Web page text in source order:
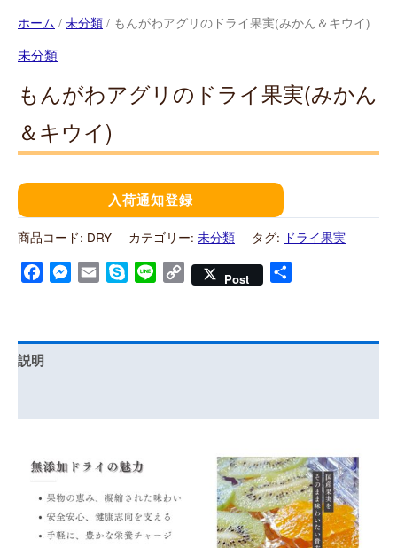
ホーム / 未分類 / もんがわアグリのドライ果実(みかん＆キウイ)
未分類
もんがわアグリのドライ果実(みかん
＆キウイ)
入荷通知登録
商品コード: DRY カテゴリー: 未分類 タグ: ドライ果実
FacebookMessenger
Email SkypeLine Copy Post
説明